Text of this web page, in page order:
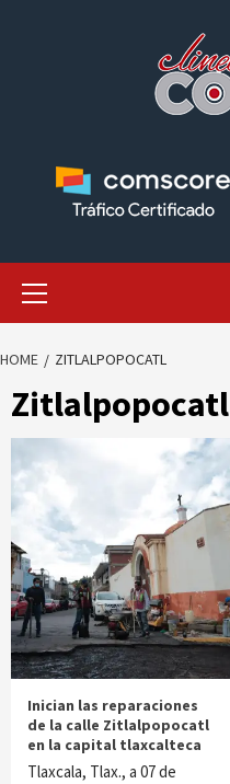
HOME ZITLALPOPOCATL
Zitlalpopocatl
Inician las reparaciones
de la calle Zitlalpopocatl
en la capital tlaxcalteca
Tlaxcala, Tlax., a 07 de